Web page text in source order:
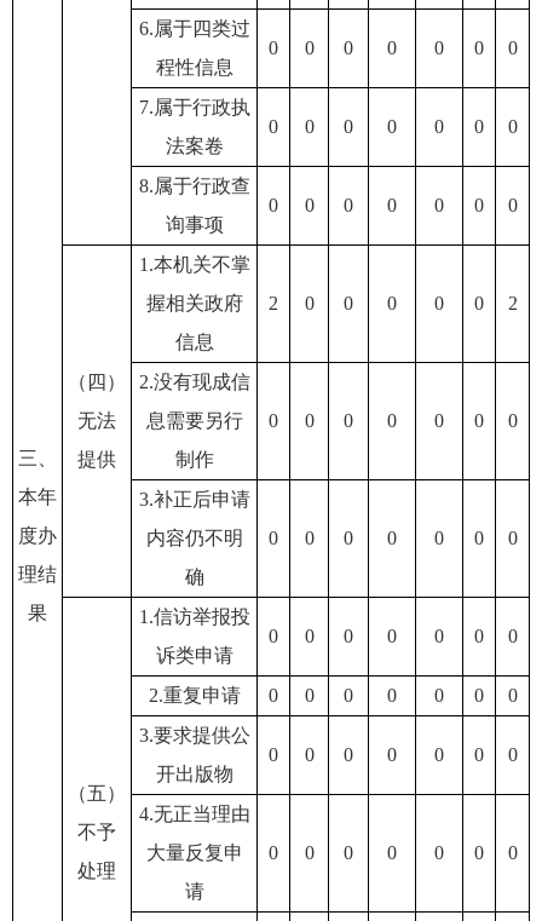
三、
本年
度办
理结
果
6.属于四类过
程性信息
0 0 0 0 0 0 0
7.属于行政执
法案卷
0 0 0 0 0 0 0
8.属于行政查
询事项
0 0 0 0 0 0 0
（四）
无法
提供
1.本机关不掌
握相关政府
信息
2 0 0 0 0 0 2
2.没有现成信
息需要另行
制作
0 0 0 0 0 0 0
3.补正后申请
内容仍不明
确
0 0 0 0 0 0 0
（五）
不予
处理
1.信访举报投
诉类申请
0 0 0 0 0 0 0
2.重复申请 0 0 0 0 0 0
0
3.要求提供公
开出版物
0 0 0 0 0 0 0
4.无正当理由
大量反复申
请
0 0 0 0 0 0 0